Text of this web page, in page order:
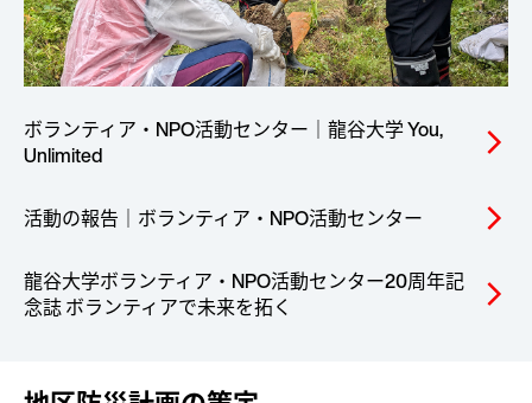
ボランティア・NPO活動センター｜龍谷大学 You,
Unlimited
arrow_forward_ios
活動の報告｜ボランティア・NPO活動センター arrow_forward_ios
龍谷大学ボランティア・NPO活動センター20周年記
念誌 ボランティアで未来を拓く
arrow_forward_ios